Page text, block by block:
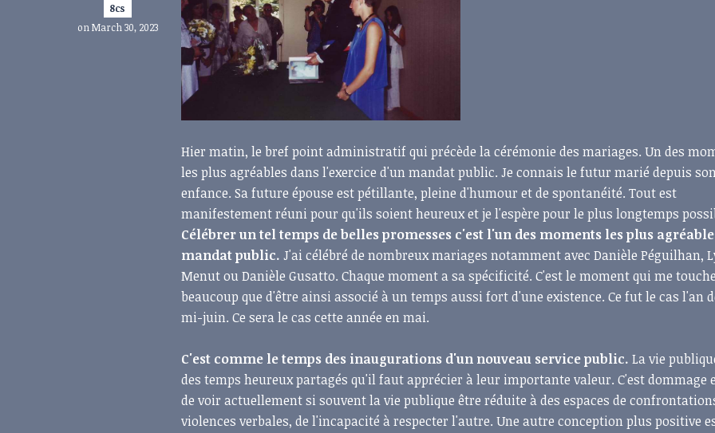
8cs
on March 30, 2023
Hier matin, le bref point administratif qui précède la cérémonie des mariages. Un des
les plus agréables dans l'exercice d'un mandat public. Je connais le futur marié depuis
enfance. Sa future épouse est pétillante, pleine d'humour et de spontanéité. Tout est
manifestement réuni pour qu'ils soient heureux et je l'espère pour le plus longtemps
Célébrer un tel temps de belles promesses c'est l'un des moments les plus
mandat public. J'ai célébré de nombreux mariages notamment avec Danièle Péguilhan,
Menut ou Danièle Gusatto. Chaque moment a sa spécificité. C'est le moment qui me touche
beaucoup que d'être ainsi associé à un temps aussi fort d'une existence. Ce fut le cas l'an
mi-juin. Ce sera le cas cette année en mai.
C'est comme le temps des inaugurations d'un nouveau service public. La vie
des temps heureux partagés qu'il faut apprécier à leur importante valeur. C'est dommage
de voir actuellement si souvent la vie publique être réduite à des espaces de
violences verbales, de l'incapacité à respecter l'autre. Une autre conception plus positive